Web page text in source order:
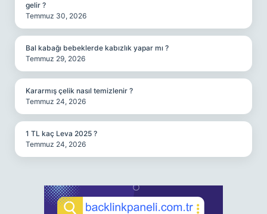
gelir ?
Temmuz 30, 2026
Bal kabağı bebeklerde kabızlık yapar mı ?
Temmuz 29, 2026
Kararmış çelik nasıl temizlenir ?
Temmuz 24, 2026
1 TL kaç Leva 2025 ?
Temmuz 24, 2026